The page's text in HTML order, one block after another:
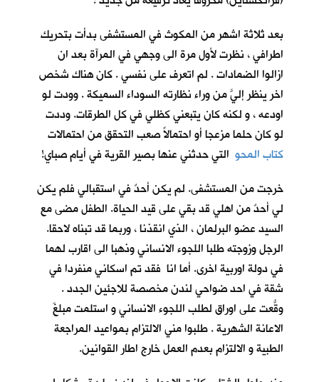
بعد ثلاثة اشهر من المكوث في المستشفى بدأت بتحريك
اطرافي ، نظرت لأول مرة الى وجهي في المرآة بعد ان
ازالوا الضمادات . لم اتعرف على نفسي . كان هناك شخص
اخر ينظر إليَّ من وراء نظارته السوداء السميكة . وودت لو
اودعه ، و لكنه كان يتبعني كظلي في كل الطرقات. وددت
لو كان حلما مزعجا أو احتمالاً صعب التحقق من احتمالات
كتاب المحو التي حدثني عنها بصير القرية في أيام صباي!
خرجت من المستشفى. لم يكن أحدٌ في استقبالي فلم يكن
لي أحدٌ من اهلي قد بقي على قيد الحياة. الطفل مضى مع
السيد عضو البرلمان ، الذي انقذنا ، وربما قد تبناه لاحقا.
الرجل وزوجته طلبا اللجوء الانساني وذهبا الى اقارب لهما
في دولة اوربية اخرى. أما انا فقد تم اسكاني منفردا في
شقة في احد ضواحي لندن مخصصة للاجئين الجدد .
وقّعتُ على اوراق لطلب اللجوء الانساني و استلمت مبلغَ
الاعانة الشهرية . طلبوا مني الالتزام بمواعيد المراجعة
الطبية و الالتزام بعدم العمل خارج اطار القوانين.